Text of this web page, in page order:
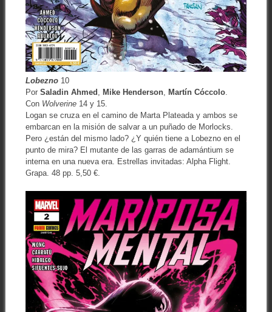
Lobezno 10
Por Saladin Ahmed , Mike Henderson, Martín Cóccolo.
Con Wolverine14 y 15.
Logan se cruza en el camino de Marta Plateada y ambos se
embarcan en la misión de salvar a un puñado de Morlocks.
Pero ¿están del mismo lado? ¿Y quién tiene a Lobezno en el
punto de mira? El mutante de las garras de adamántium se
interna en una nueva era. Estrellas invitadas: Alpha Flight.
Grapa. 48 pp. 5,50 €.